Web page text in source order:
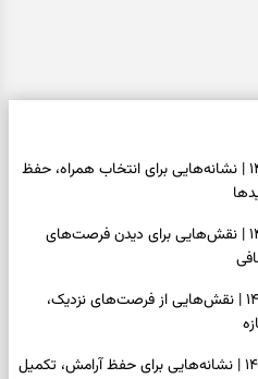
فال اسم امروز جمعه ۱۶ مرداد ۱۴۰۵ | نشانه‌هایی برای انتخاب همراه، حفظ
فال چای امروز جمعه ۱۶ مرداد ۱۴۰۵ | نقش‌هایی برای دیدن فرصت‌های
فال قهوه امروز جمعه ۱۶ مرداد ۱۴۰۵ | نقش‌هایی از فرصت‌های نزدیک،
فال شمع امروز جمعه ۱۶ مرداد ۱۴۰۵ | نشانه‌هایی برای حفظ آرامش، تکمیل